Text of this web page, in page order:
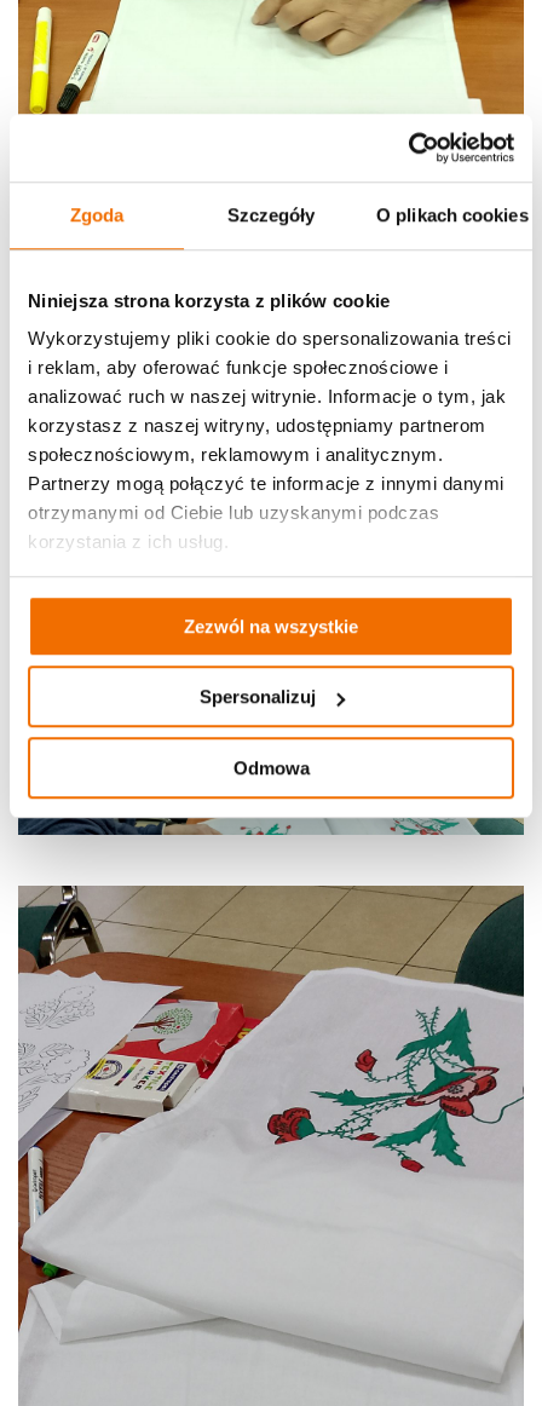
Zgoda Szczegóły O plikach cookies
Niniejsza strona korzysta z plików cookie
Wykorzystujemy pliki cookie do spersonalizowania treści
i reklam, aby oferować funkcje społecznościowe i
analizować ruch w naszej witrynie. Informacje o tym, jak
korzystasz z naszej witryny, udostępniamy partnerom
społecznościowym, reklamowym i analitycznym.
Partnerzy mogą połączyć te informacje z innymi danymi
otrzymanymi od Ciebie lub uzyskanymi podczas
korzystania z ich usług.
Zezwól na wszystkie
Spersonalizuj
Odmowa